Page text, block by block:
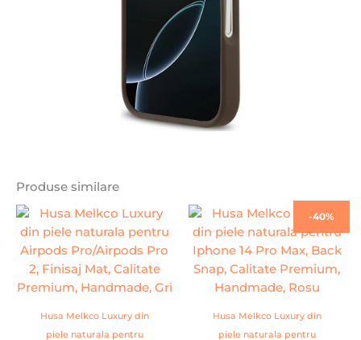
Produse similare
Husa Melkco Luxury din
piele naturala pentru
-40%
Husa Melkco Luxury din
piele naturala pentru
Prețul
inițial
a
fost:
134,00 lei.
Prețul
curent
este:
79,99 lei.